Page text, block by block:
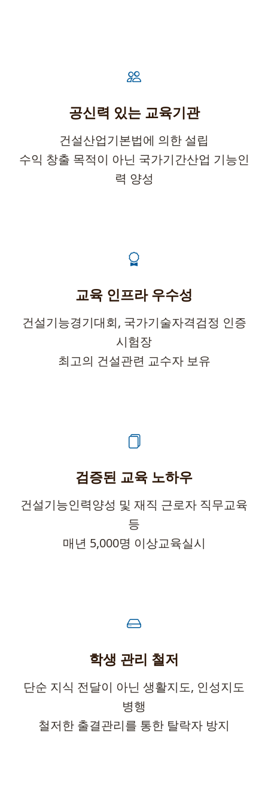
공신력 있는 교육기관
건설산업기본법에 의한 설립
수익 창출 목적이 아닌 국가기간산업 기능인
력 양성
교육 인프라 우수성
건설기능경기대회, 국가기술자격검정 인증
시험장
최고의 건설관련 교수자 보유
검증된 교육 노하우
건설기능인력양성 및 재직 근로자 직무교육
등
매년 5,000명 이상교육실시
학생 관리 철저
단순 지식 전달이 아닌 생활지도, 인성지도
병행
철저한 출결관리를 통한 탈락자 방지